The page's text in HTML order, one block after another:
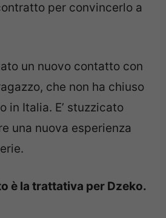
per convincerlo a
un nuovo contatto con
che non ha chiuso
in Italia. E’ stuzzicato
una nuova esperienza
è la trattativa per Dzeko.